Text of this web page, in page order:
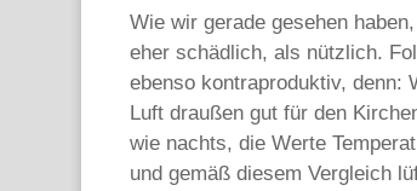
Wie wir gerade gesehen
eher schädlich, als nützlich.
ebenso kontraproduktiv, denn:
Luft draußen gut für den
wie nachts, die Werte
und gemäß diesem Vergleich